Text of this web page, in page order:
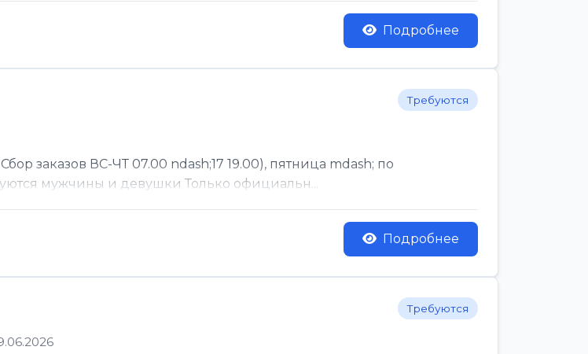
Подробнее
Требуются
заказов ВС-ЧТ 07.00 ndash;17 19.00), пятница mdash; по
мужчины и девушки Только официальн...
Подробнее
Требуются